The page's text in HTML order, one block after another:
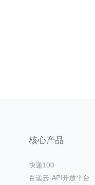
核心产品
快递100
百递云·API开放平台